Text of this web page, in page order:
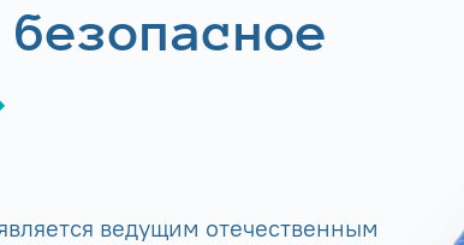
ведущим отечественным